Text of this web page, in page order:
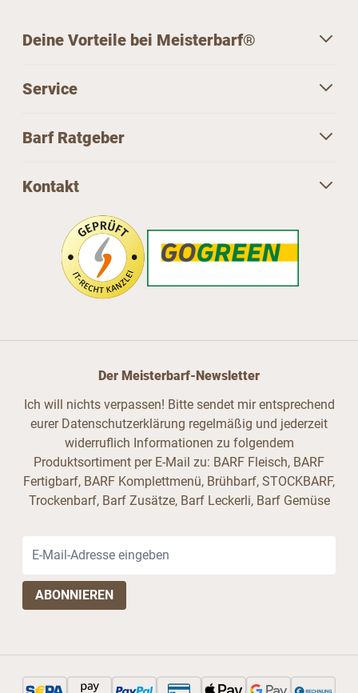
Deine Vorteile bei Meisterbarf®
Service
Barf Ratgeber
Kontakt
Der Meisterbarf-Newsletter
Ich will nichts verpassen! Bitte sendet mir entsprechend
eurer Datenschutzerklärung regelmäßig und jederzeit
widerruflich Informationen zu folgendem
Produktsortiment per E-Mail zu: BARF Fleisch, BARF
Fertigbarf, BARF Komplettmenü, Brühbarf, STOCKBARF,
Trockenbarf, Barf Zusätze, Barf Leckerli, Barf Gemüse